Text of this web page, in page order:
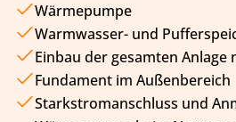
Wärmepumpe
Warmwasser- und
Einbau der gesamten Anlage
Fundament im Außenbereich
Starkstromanschluss und